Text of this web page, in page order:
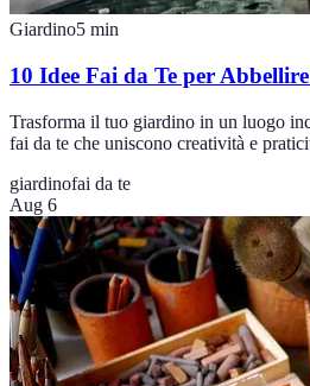
Giardino5 min
10 Idee Fai da Te per
Trasforma il tuo giardino in un luogo
fai da te che uniscono creatività e
giardinofai da te
Aug 6